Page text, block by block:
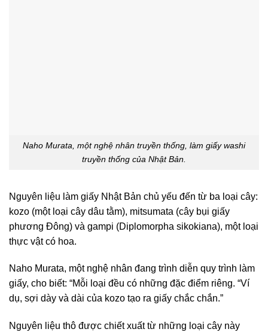
Naho Murata, một nghệ nhân truyền thống, làm giấy washi
truyền thống của Nhật Bản.
Nguyên liệu làm giấy Nhật Bản chủ yếu đến từ ba loại cây:
kozo (một loại cây dâu tằm), mitsumata (cây bụi giấy
phương Đông) và gampi (Diplomorpha sikokiana), một loại
thực vật có hoa.
Naho Murata, một nghệ nhân đang trình diễn quy trình làm
giấy, cho biết: “Mỗi loại đều có những đặc điểm riêng. “Ví
dụ, sợi dày và dài của kozo tạo ra giấy chắc chắn.”
Nguyên liệu thô được chiết xuất từ những loại cây này